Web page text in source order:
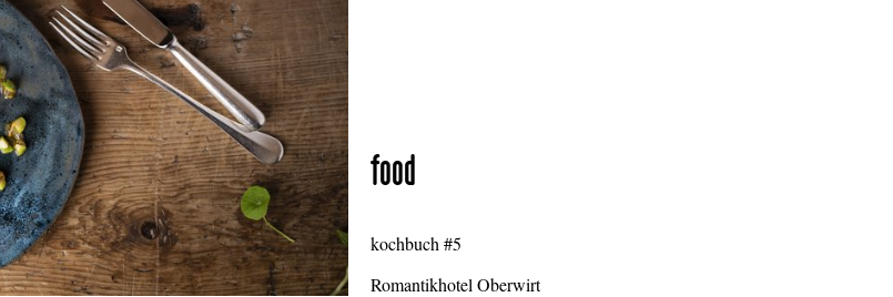
food
kochbuch #5
Romantikhotel Oberwirt